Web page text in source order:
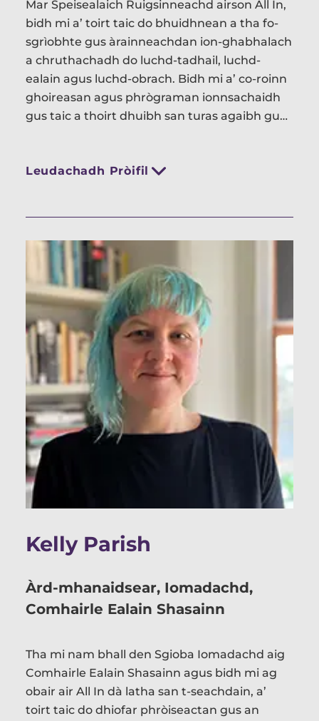
Mar Speisealaich Ruigsinneachd airson All In,
bidh mi a’ toirt taic do bhuidhnean a tha fo-
sgrìobhte gus àrainneachdan ion-ghabhalach
a chruthachadh do luchd-tadhail, luchd-
ealain agus luchd-obrach. Bidh mi a’ co-roinn
ghoireasan agus phrògraman ionnsachaidh
gus taic a thoirt dhuibh san turas agaibh gu
fòcais.
Leudachadh Pròifil
Kelly Parish
Àrd-mhanaidsear, Iomadachd,
Comhairle Ealain Shasainn
Tha mi nam bhall den Sgioba Iomadachd aig
Comhairle Ealain Shasainn agus bidh mi ag
obair air All In dà latha san t-seachdain, a’
toirt taic do dhiofar phròiseactan gus an